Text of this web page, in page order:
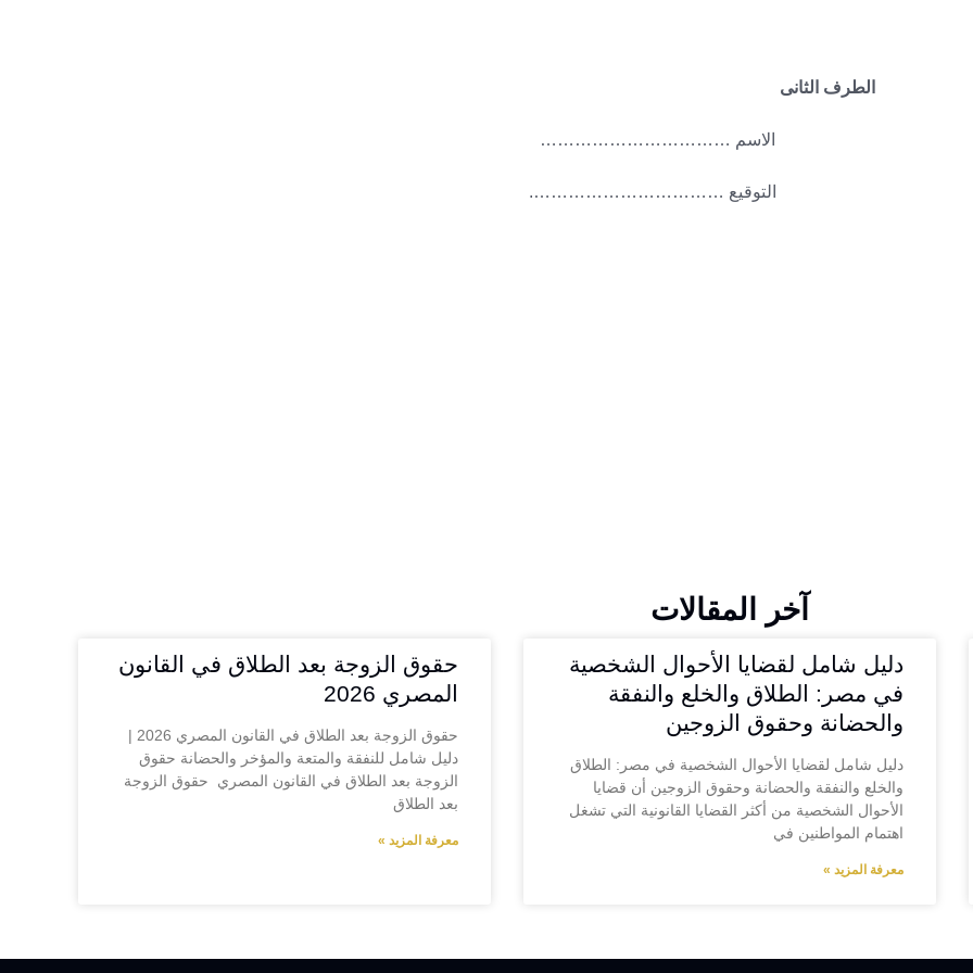
الطرف الثانى
الاسم ……………………………
التوقيع …………………………….
آخر المقالات
دليل شامل لقضايا الأحوال الشخصية
في مصر: الطلاق والخلع والنفقة
والحضانة وحقوق الزوجين
دليل شامل لقضايا الأحوال الشخصية في مصر: الطلاق
والخلع والنفقة والحضانة وحقوق الزوجين أن قضايا
الأحوال الشخصية من أكثر القضايا القانونية التي تشغل
اهتمام المواطنين في
معرفة المزيد »
حقوق الزوجة بعد الطلاق في القانون
المصري 2026
حقوق الزوجة بعد الطلاق في القانون المصري 2026 |
دليل شامل للنفقة والمتعة والمؤخر والحضانة حقوق
الزوجة بعد الطلاق في القانون المصري حقوق الزوجة
بعد الطلاق
معرفة المزيد »